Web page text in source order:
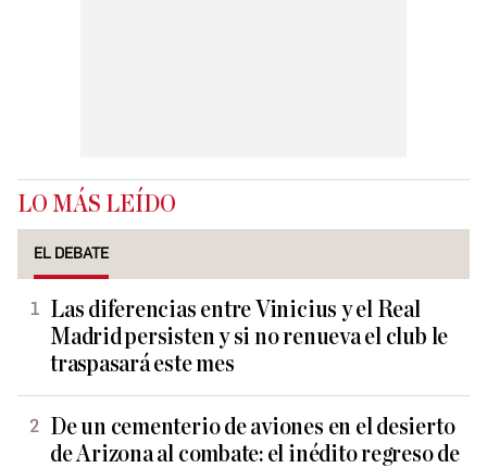
LO MÁS LEÍDO
EL DEBATE
Las diferencias entre Vinicius y el Real
Madrid persisten y si no renueva el club le
traspasará este mes
De un cementerio de aviones en el desierto
de Arizona al combate: el inédito regreso de